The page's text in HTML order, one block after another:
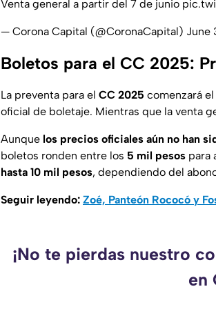
Venta general a partir del 7 de junio
— Corona Capital (@CoronaCapital) June
Boletos para el CC 2025:
La preventa para el CC 2025 comenzará
oficial de boletaje. Mientras que la venta
Aunque los precios oficiales aún no han
boletos ronden entre los 5 mil pesos para
hasta 10 mil pesos, dependiendo del
Seguir leyendo: Zoé, Panteón Rococó y
¡No te pierdas nuestro
en